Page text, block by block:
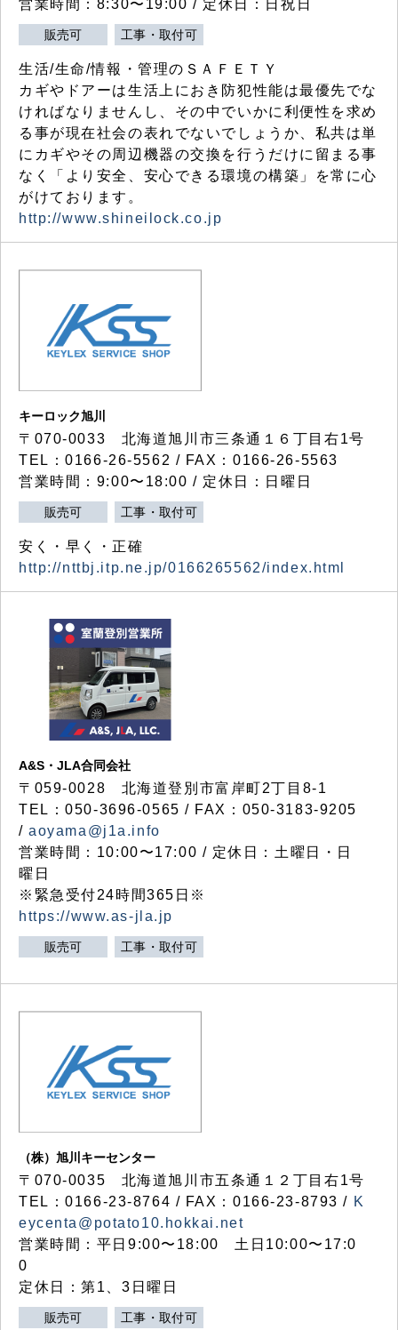
営業時間：8:30〜19:00 / 定休日：日祝日
販売可 工事・取付可
生活/生命/情報・管理のＳＡＦＥＴＹ
カギやドアーは生活上におき防犯性能は最優先でな
ければなりませんし、その中でいかに利便性を求め
る事が現在社会の表れでないでしょうか、私共は単
にカギやその周辺機器の交換を行うだけに留まる事
なく「より安全、安心できる環境の構築」を常に心
がけております。
http://www.shineilock.co.jp
キーロック旭川
〒070-0033 北海道旭川市三条通１６丁目右1号
TEL：0166-26-5562 / FAX：0166-26-5563
営業時間：9:00〜18:00 / 定休日：日曜日
販売可 工事・取付可
安く・早く・正確
http://nttbj.itp.ne.jp/0166265562/index.html
A&S・JLA合同会社
〒 059-0028 北海道登別市富岸町2丁目 8-1
TEL：050-3696-0565 / FAX：050-3183-9205
/aoyama@j1a.info
営業時間：10:00〜17:00 / 定休日：土曜日・日
曜日
※緊急受付24時間365日※
https://www.as-jla.jp
販売可 工事・取付可
（株）旭川キーセンター
〒070-0035 北海道旭川市五条通１２丁目右1号
TEL：0166-23-8764 / FAX：0166-23-8793 / K
eycenta@potato10.hokkai.net
営業時間：平日9:00〜18:00 土日10:00〜17:0
0
定休日：第1、3日曜日
販売可 工事・取付可